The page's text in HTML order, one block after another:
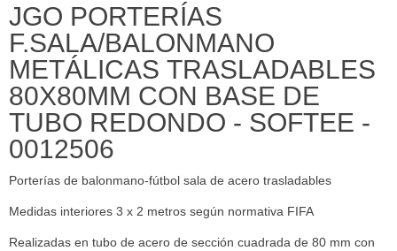
JGO PORTERÍAS
F.SALA/BALONMANO
METÁLICAS TRASLADABLES
80X80MM CON BASE DE
TUBO REDONDO - SOFTEE -
0012506
Porterías de balonmano-fútbol sala de acero trasladables
Medidas interiores 3 x 2 metros según normativa FIFA
Realizadas en tubo de acero de sección cuadrada de 80 mm con